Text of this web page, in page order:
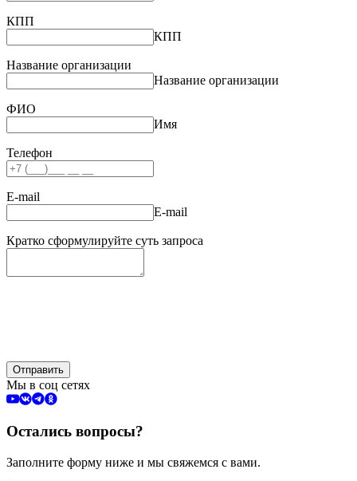
КПП
КПП
Название организации
Название организации
ФИО
Имя
Телефон
E-mail
E-mail
Кратко сформулируйте суть запроса
Отправить
Мы в соц сетях
Остались вопросы?
Заполните форму ниже и мы свяжемся с вами.